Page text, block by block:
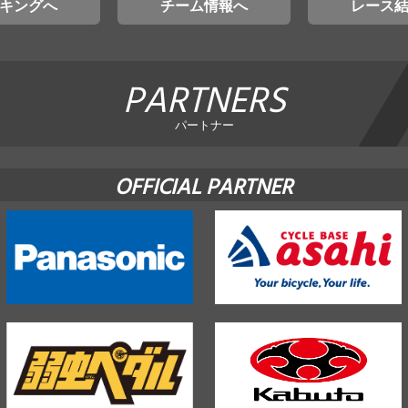
ングへ チーム情報へ レース
PARTNERS
パートナー
OFFICIAL PARTNER